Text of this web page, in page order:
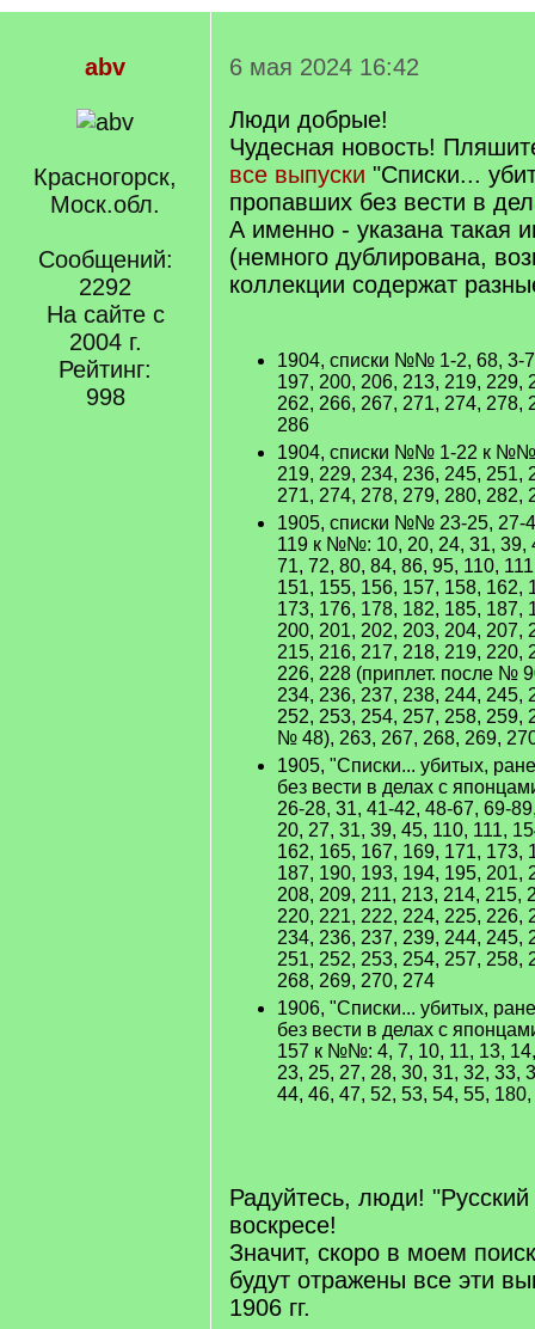
abv
Красногорск,
Моск.обл.
Сообщений:
2292
На сайте с
2004 г.
Рейтинг:
998
6 мая 2024 16:42
Люди добрые!
Чудесная новость!
все выпуски "Списки...
пропавших без вести в
А именно - указана такая
(немного дублирована,
коллекции содержат
1904, списки №№ 1-2, 68,
197, 200, 206, 213, 219, 229,
262, 266, 267, 271, 274, 278,
286
1904, списки №№ 1-22 к №№:
219, 229, 234, 236, 245, 251,
271, 274, 278, 279, 280, 282,
1905, списки №№ 23-25, 27-
119 к №№: 10, 20, 24, 31, 39,
71, 72, 80, 84, 86, 95, 110,
151, 155, 156, 157, 158, 162,
173, 176, 178, 182, 185, 187,
200, 201, 202, 203, 204, 207,
215, 216, 217, 218, 219, 220,
226, 228 (приплет. после №
234, 236, 237, 238, 244, 245,
252, 253, 254, 257, 258, 259,
№ 48), 263, 267, 268, 269,
1905, "Списки... убитых,
без вести в делах с
26-28, 31, 41-42, 48-67, 69-
20, 27, 31, 39, 45, 110, 111,
162, 165, 167, 169, 171, 173,
187, 190, 193, 194, 195, 201,
208, 209, 211, 213, 214, 215,
220, 221, 222, 224, 225, 226,
234, 236, 237, 239, 244, 245,
251, 252, 253, 254, 257, 258,
268, 269, 270, 274
1906, "Списки... убитых,
без вести в делах с
157 к №№: 4, 7, 10, 11, 13,
23, 25, 27, 28, 30, 31, 32, 33,
44, 46, 47, 52, 53, 54, 55,
Радуйтесь, люди!
воскресе!
Значит, скоро в моем
будут отражены все эти
1906 гг.